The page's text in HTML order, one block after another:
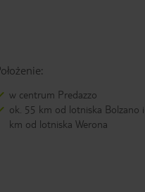
w centrum Predazzo
ok. 55 km od lotniska Bolzano
km od lotniska Werona